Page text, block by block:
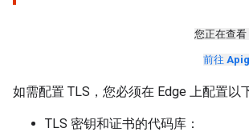
您正在查看
前往
如需配置 TLS，您必须在 Edge 上配置以
TLS 密钥和证书的代码库：